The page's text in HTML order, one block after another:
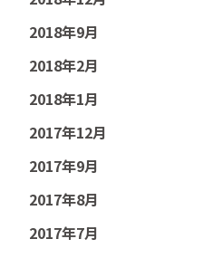
2018年9月
2018年2月
2018年1月
2017年12月
2017年9月
2017年8月
2017年7月